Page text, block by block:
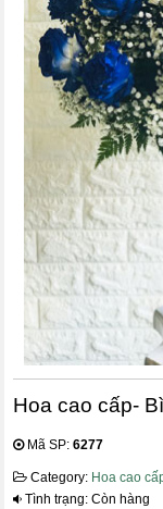
Hoa cao cấp-
Mã SP:6277
Category: Hoa cao
Tình trạng: Còn hàng